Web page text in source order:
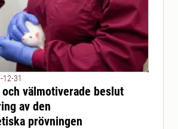
12-31
välmotiverade beslut
av den
prövningen